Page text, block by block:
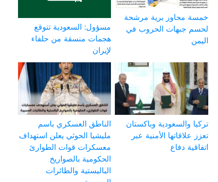
خمسة محاور برية مرشحة
لحسم جبهات الحروب في
اليمن
مسؤول: السعودية تتوقع
هجمات منسقة من حلفاء
لإيران
تركيا والسعودية وباكستان
تعزز علاقاتها الأمنية عبر
اتفاقية دفاع
الناطق العسكري باسم
مليشيا الحوثي يعلن استهداف
معسكرات قوات الطوارئ
الحكومية بالصواريخ
الباليستية والطائرات